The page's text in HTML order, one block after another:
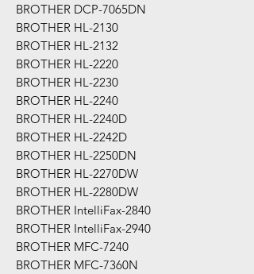
BROTHER DCP-7065DN
BROTHER HL-2130
BROTHER HL-2132
BROTHER HL-2220
BROTHER HL-2230
BROTHER HL-2240
BROTHER HL-2240D
BROTHER HL-2242D
BROTHER HL-2250DN
BROTHER HL-2270DW
BROTHER HL-2280DW
BROTHER IntelliFax-2840
BROTHER IntelliFax-2940
BROTHER MFC-7240
BROTHER MFC-7360N